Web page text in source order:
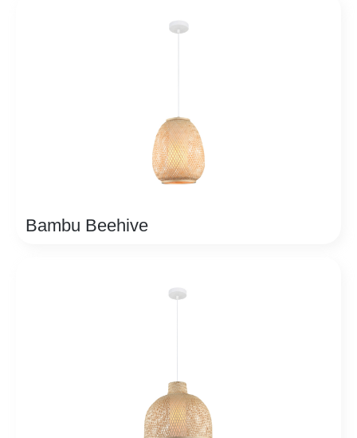
Bambu Beehive